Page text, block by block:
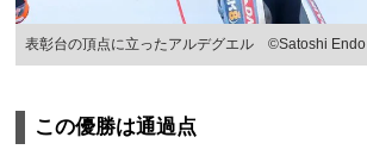
表彰台の頂点に立ったアルデグエル ©Satoshi Endo
この優勝は通過点